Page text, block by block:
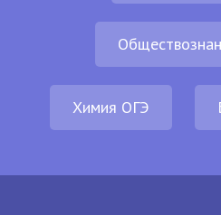
Химия ОГЭ